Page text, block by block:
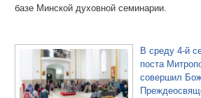
базе Минской духовной семинарии.
В среду 4-й
поста
совершил